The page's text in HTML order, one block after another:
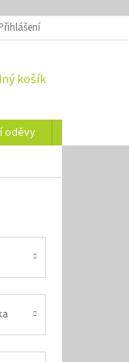
košík
oděvy